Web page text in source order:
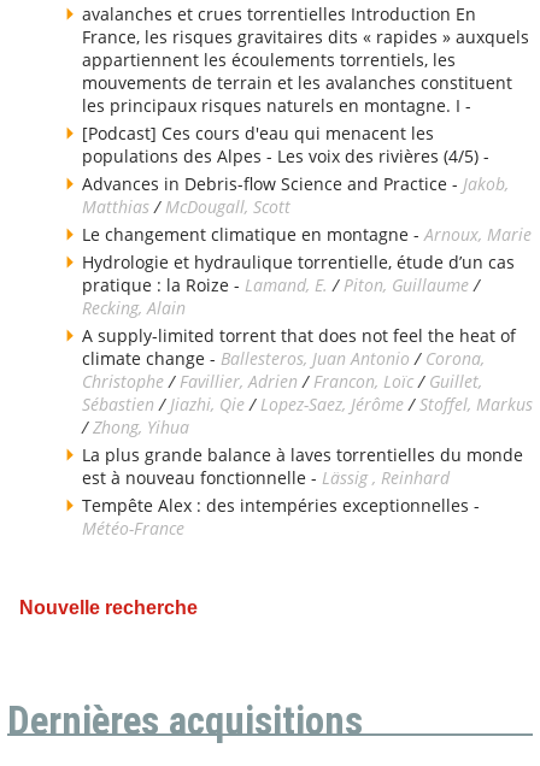
avalanches et crues torrentielles Introduction En
France, les risques gravitaires dits « rapides » auxquels
appartiennent les écoulements torrentiels, les
mouvements de terrain et les avalanches constituent
les principaux risques naturels en montagne. I -
[Podcast] Ces cours d'eau qui menacent les
populations des Alpes - Les voix des rivières (4/5) -
Advances in Debris-flow Science and Practice - Jakob,
Matthias / McDougall, Scott
Le changement climatique en montagne - Arnoux, Marie
Hydrologie et hydraulique torrentielle, étude d’un cas
pratique : la Roize - Lamand, E. / Piton, Guillaume /
Recking, Alain
A supply-limited torrent that does not feel the heat of
climate change - Ballesteros, Juan Antonio / Corona,
Christophe / Favillier, Adrien / Francon, Loïc / Guillet,
Sébastien / Jiazhi, Qie / Lopez-Saez, Jérôme /Stoffel, Markus
/Zhong, Yihua
La plus grande balance à laves torrentielles du monde
est à nouveau fonctionnelle - Lässig , Reinhard
Tempête Alex : des intempéries exceptionnelles -
Météo-France
Nouvelle recherche
Dernières acquisitions